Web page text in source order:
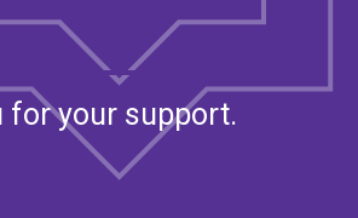
for your support.